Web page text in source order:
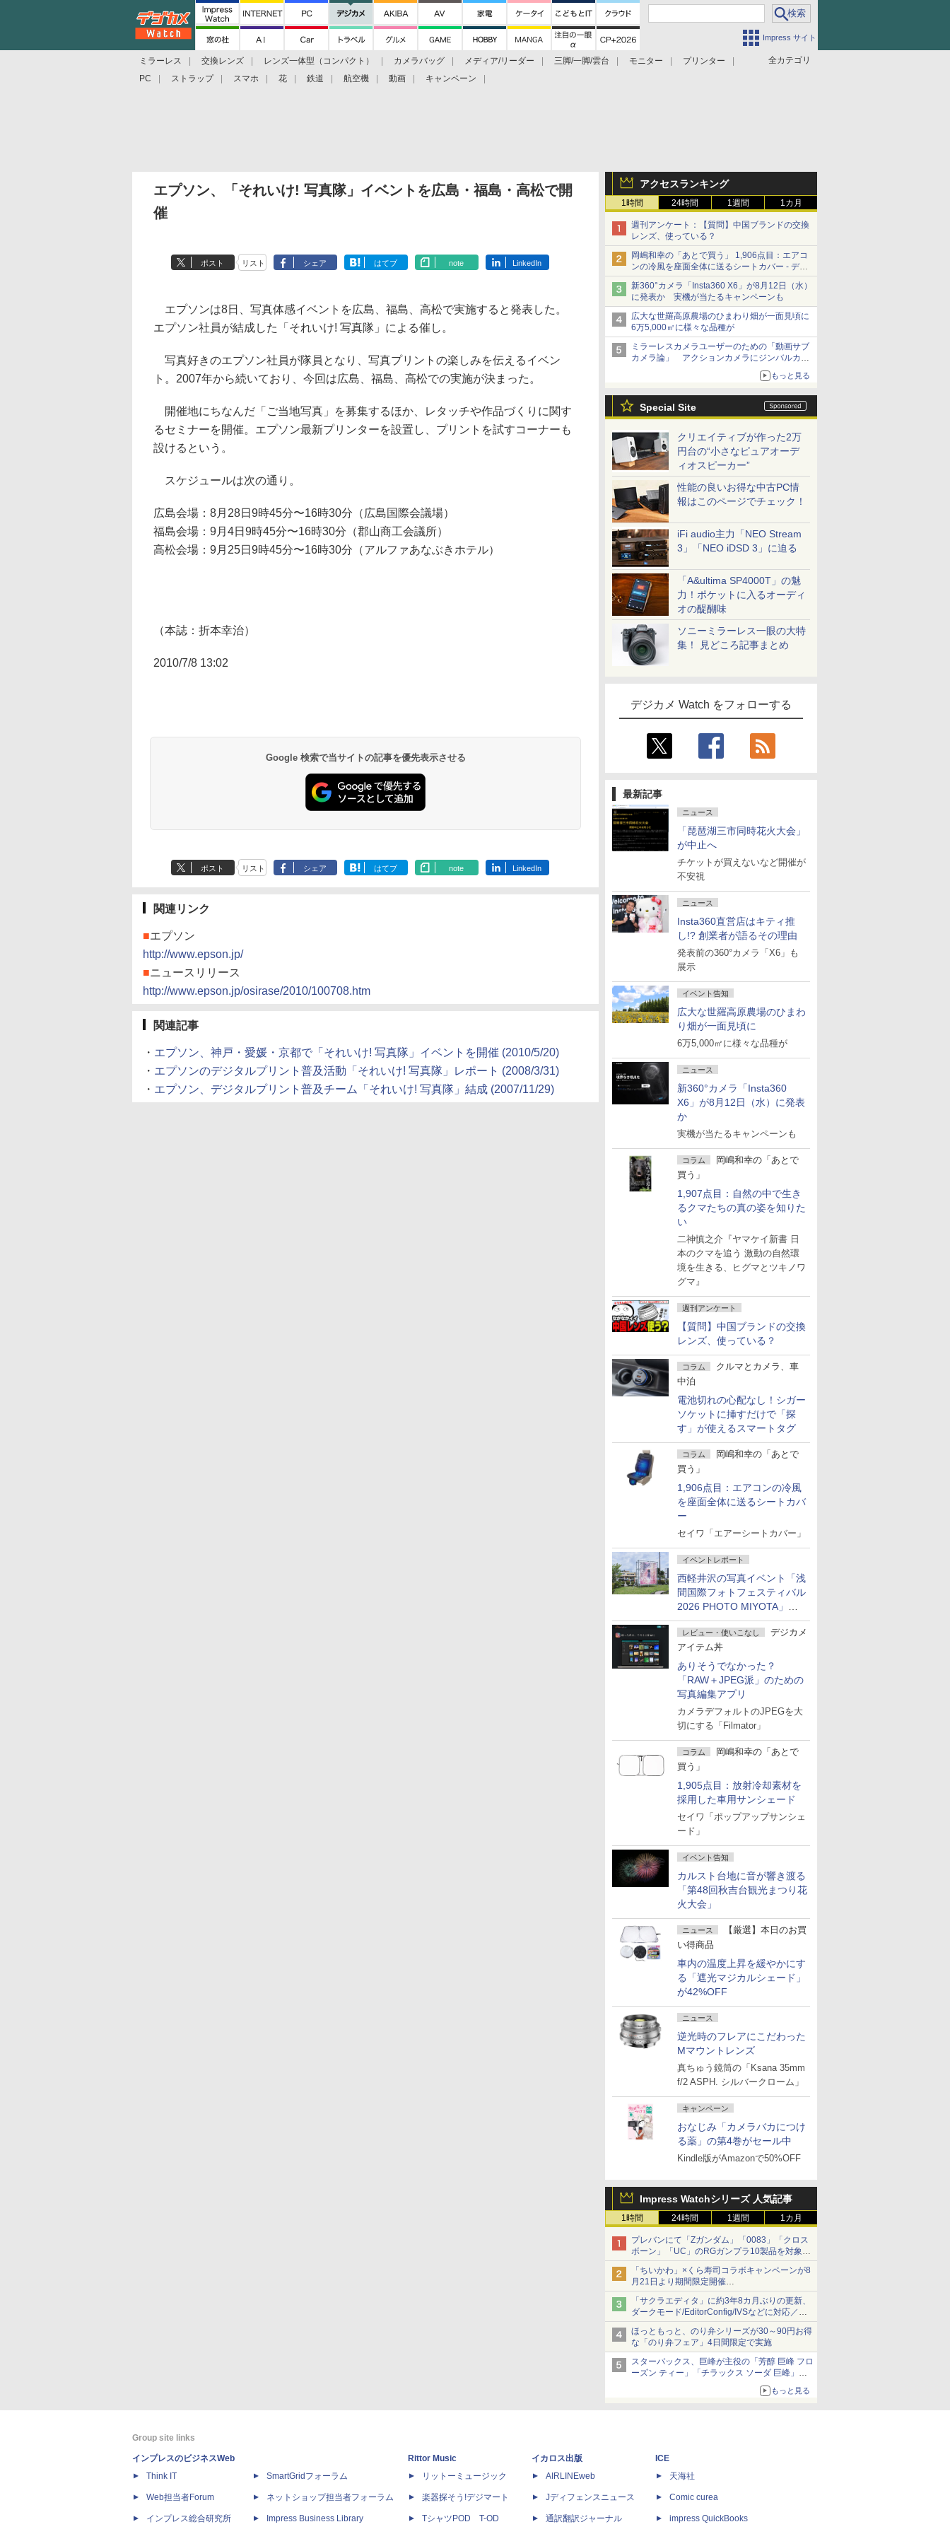
Impress サイト
全カテゴリ
ミラーレス 交換レンズ レンズ一体型（コンパクト） カメラバッグ メディア/リーダー 三脚/一脚/雲台 モニター
プリンター
PC
ストラップ スマホ 花 鉄道 航空機 動画 キャンペーン
アクセスランキング
1時間 24時間 1週間 1カ月
週刊アンケート：【質問】中国ブランドの交換
レンズ、使っている？
岡嶋和幸の「あとで買う」 1,906点目：エアコ
ンの冷風を座面全体に送るシートカバー - デジ
カメ Watch
新360°カメラ「Insta360 X6」が8月12日（水）
に発表か 実機が当たるキャンペーンも
広大な世羅高原農場のひまわり畑が一面見頃に
6万5,000㎡に様々な品種が
ミラーレスカメラユーザーのための「動画サブ
カメラ論」 アクションカメラにジンバルカメ
もっと見る
Special Site
クリエイティブが作った2万
円台の“小さなピュアオーデ
ィオスピーカー”
性能の良いお得な中古PC情
報はこのページでチェック！
iFi audio主力「NEO Stream
3」「NEO iDSD 3」に迫る
「A&ultima SP4000T」の魅
力！ポケットに入るオーディ
オの醍醐味
ソニーミラーレス一眼の大特
集！ 見どころ記事まとめ
デジカメ Watch をフォローする
最新記事
ニュース
「琵琶湖三市同時花火大会」
が中止へ
チケットが買えないなど開催が
不安視
ニュース
Insta360直営店はキティ推
し!? 創業者が語るその理由
発表前の360°カメラ「X6」も
展示
イベント告知
広大な世羅高原農場のひまわ
り畑が一面見頃に
6万5,000㎡に様々な品種が
ニュース
新360°カメラ「Insta360
X6」が8月12日（水）に発表
か
実機が当たるキャンペーンも
コラム
岡嶋和幸の「あとで
買う」
1,907点目：自然の中で生き
るクマたちの真の姿を知りた
い
二神慎之介『ヤマケイ新書 日
本のクマを追う 激動の自然環
境を生きる、ヒグマとツキノワ
グマ』
週刊アンケート
【質問】中国ブランドの交換
レンズ、使っている？
コラム
クルマとカメラ、車
中泊
電池切れの心配なし！シガー
ソケットに挿すだけで「探
す」が使えるスマートタグ
コラム
岡嶋和幸の「あとで
買う」
1,906点目：エアコンの冷風
を座面全体に送るシートカバ
ー
セイワ「エアーシートカバー」
イベントレポート
西軽井沢の写真イベント「浅
間国際フォトフェスティバル
2026 PHOTO MIYOTA」が
開幕
レビュー・使いこなし
デジカメ
アイテム丼
ありそうでなかった？
「RAW＋JPEG派」のための
写真編集アプリ
カメラデフォルトのJPEGを大
切にする「Filmator」
コラム
岡嶋和幸の「あとで
買う」
1,905点目：放射冷却素材を
採用した車用サンシェード
セイワ「ポップアップサンシェ
ード」
イベント告知
カルスト台地に音が響き渡る
「第48回秋吉台観光まつり花
火大会」
ニュース
【厳選】本日のお買
い得商品
車内の温度上昇を緩やかにす
る「遮光マジカルシェード」
が42%OFF
ニュース
逆光時のフレアにこだわった
Mマウントレンズ
真ちゅう鏡筒の「Ksana 35mm
f/2 ASPH. シルバークローム」
キャンペーン
おなじみ「カメラバカにつけ
る薬」の第4巻がセール中
Kindle版がAmazonで50%OFF
Impress Watchシリーズ 人気記事
1時間 24時間 1週間 1カ月
プレバンにて「Zガンダム」「0083」「クロス
ボーン」「UC」のRGガンプラ10製品を対象に
した抽選販売が8月10日11時より実施！
「ちいかわ」×くら寿司コラボキャンペーンが8
月21日より期間限定開催
オリジナルの湯呑みや寿司皿が景品に登場！
「サクラエディタ」に約3年8カ月ぶりの更新、
ダークモード/EditorConfig/IVSなどに対応／複
数の脆弱性に対処したセキュリティアップデー
ト
ほっともっと、のり弁シリーズが30～90円お得
な「のり弁フェア」4日間限定で実施
スターバックス、巨峰が主役の「芳醇 巨峰 フロ
ーズン ティー」「チラックス ソーダ 巨峰」発
もっと見る
エプソン、「それいけ! 写真隊」イベントを広島・福島・高松で開
催
ポスト リスト シェア はてブ note LinkedIn
エプソンは8日、写真体感イベントを広島、福島、高松で実施すると発表した。
エプソン社員が結成した「それいけ! 写真隊」による催し。
写真好きのエプソン社員が隊員となり、写真プリントの楽しみを伝えるイベン
ト。2007年から続いており、今回は広島、福島、高松での実施が決まった。
開催地にちなんだ「ご当地写真」を募集するほか、レタッチや作品づくりに関す
るセミナーを開催。エプソン最新プリンターを設置し、プリントを試すコーナーも
設けるという。
スケジュールは次の通り。
広島会場：8月28日9時45分〜16時30分（広島国際会議場）
福島会場：9月4日9時45分〜16時30分（郡山商工会議所）
高松会場：9月25日9時45分〜16時30分（アルファあなぶきホテル）
（本誌：折本幸治）
2010/7/8 13:02
Google 検索で当サイトの記事を優先表示させる
ポスト リスト シェア はてブ note LinkedIn
関連リンク
■エプソン
http://www.epson.jp/
■ニュースリリース
http://www.epson.jp/osirase/2010/100708.htm
関連記事
・ エプソン、神戸・愛媛・京都で「それいけ! 写真隊」イベントを開催 (2010/5/20)
・ エプソンのデジタルプリント普及活動「それいけ! 写真隊」レポート (2008/3/31)
・ エプソン、デジタルプリント普及チーム「それいけ! 写真隊」結成 (2007/11/29)
Group site links
インプレスのビジネスWeb
Think IT
Web担当者Forum
インプレス総合研究所
SmartGridフォーラム
ネットショップ担当者フォーラム
Impress Business Library
Rittor Music
リットーミュージック
楽器探そう!デジマート
TシャツPOD T-OD
イカロス出版
AIRLINEweb
Jディフェンスニュース
通訳翻訳ジャーナル
ICE
天海社
Comic curea
impress QuickBooks